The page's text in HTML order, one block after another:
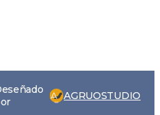
AGRUOSTUDIO